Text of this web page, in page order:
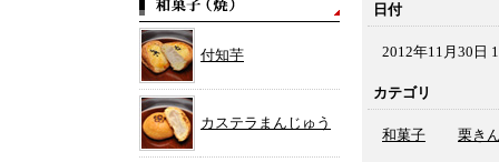
付知芋
カステラまんじゅう
日付
2012年11月30日
カテゴリ
和菓子 栗き